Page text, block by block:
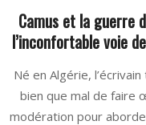
Camus et la guerre
l’inconfortable voie
06-
Né en Algérie,
bien que mal de faire
modération pour